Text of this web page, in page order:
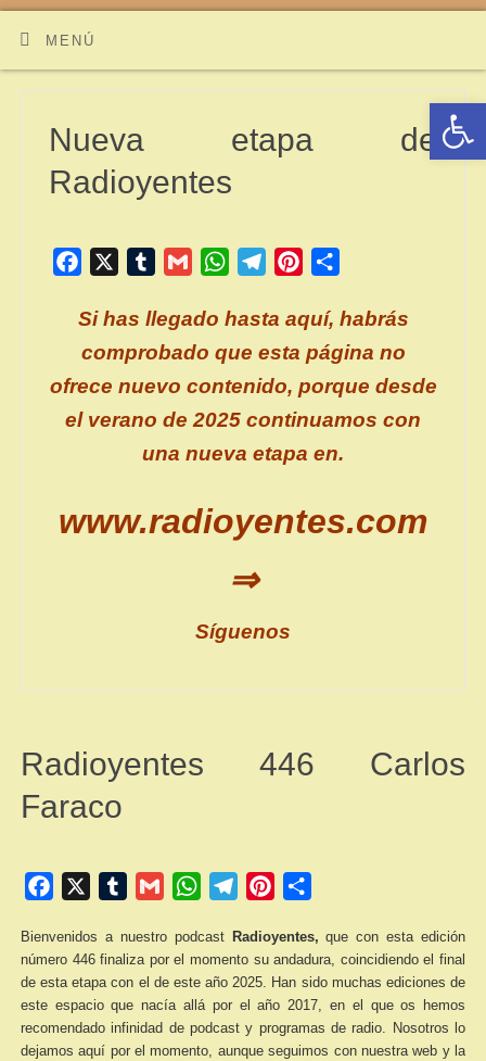
Abrir
Radioyentes
MENÚ
Nueva etapa de
Radioyentes
Facebook TumblrGmail WhatsAppTelegramPinterest
Si has llegado hasta aquí, habrás
comprobado que esta página no
ofrece nuevo contenido, porque desde
el verano de 2025 continuamos con
una nueva etapa en.
www.radioyentes.com
⇒
Síguenos
Radioyentes 446 Carlos
Faraco
Facebook TumblrGmail WhatsAppTelegramPinterest
Bienvenidos a nuestro podcast Radioyentes, que con esta edición
número 446 finaliza por el momento su andadura, coincidiendo el final
de esta etapa con el de este año 2025. Han sido muchas ediciones de
este espacio que nacía allá por el año 2017, en el que os hemos
recomendado infinidad de podcast y programas de radio. Nosotros lo
dejamos aquí por el momento, aunque seguimos con nuestra web y la